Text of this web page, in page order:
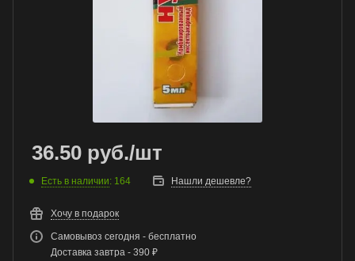
36.50 руб./шт
Есть в наличии: 164 Нашли дешевле?
Хочу в подарок
Самовывоз сегодня - бесплатно
Доставка завтра - 390 ₽